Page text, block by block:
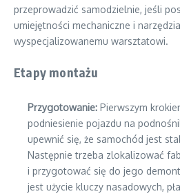
przeprowadzić samodzielnie, jeśli
umiejętności mechaniczne i
wyspecjalizowanemu warsztatowi.
Etapy montażu
Przygotowanie: Pierwszym
podniesienie pojazdu na
upewnić się, że samochód jest
Następnie trzeba zlokalizować
i przygotować się do jego
jest użycie kluczy nasadowych,